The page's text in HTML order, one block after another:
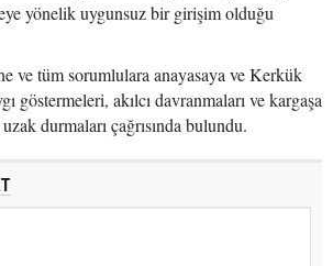
yönelik uygunsuz bir girişim olduğu
ve tüm sorumlulara anayasaya ve Kerkük
göstermeleri, akılcı davranmaları ve kargaşa
durmaları çağrısında bulundu.